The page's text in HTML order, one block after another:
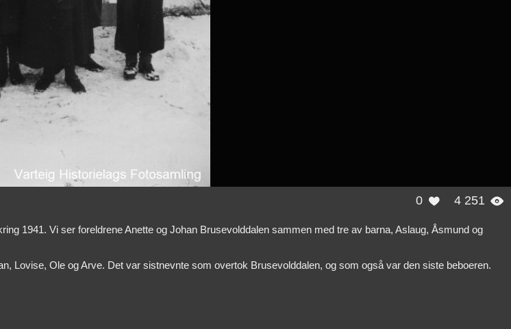
0  4 251 
1941. Vi ser foreldrene Anette og Johan Brusevolddalen sammen med tre av barna, Aslaug, Åsmund og
Lovise, Ole og Arve. Det var sistnevnte som overtok Brusevolddalen, og som også var den siste beboeren.